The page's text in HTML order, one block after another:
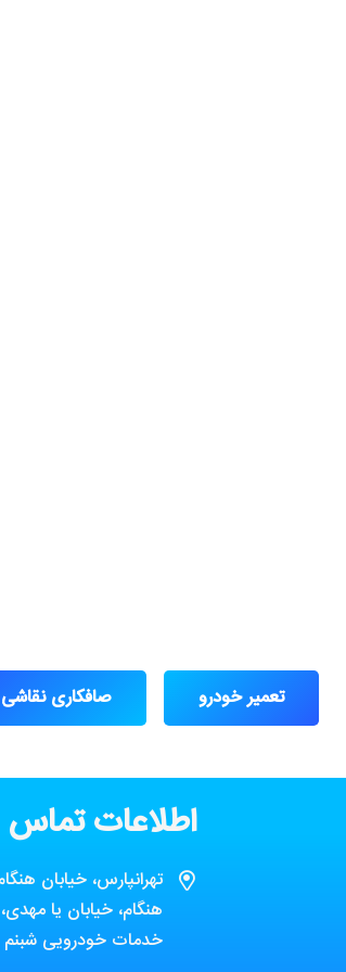
تعمیر خودرو صافکاری نقاشی
اطلاعات تماس
تهرانپارس، خیابان
هنگام، خیابان یا
خدمات خودرویی شبنم